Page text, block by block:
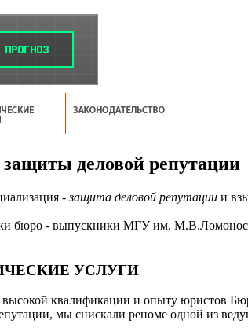
деловой репутации
-защита деловой репутации и
бюро - выпускники МГУ им.
УСЛУГИ
высокой квалификации и опыту юристов
мы снискали реноме одной из